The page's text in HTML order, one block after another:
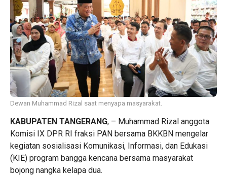
Dewan Muhammad Rizal saat menyapa masyarakat.
KABUPATEN TANGERANG, – Muhammad Rizal anggota
Komisi IX DPR RI fraksi PAN bersama BKKBN mengelar
kegiatan sosialisasi Komunikasi, Informasi, dan Edukasi
(KIE) program bangga kencana bersama masyarakat
bojong nangka kelapa dua.